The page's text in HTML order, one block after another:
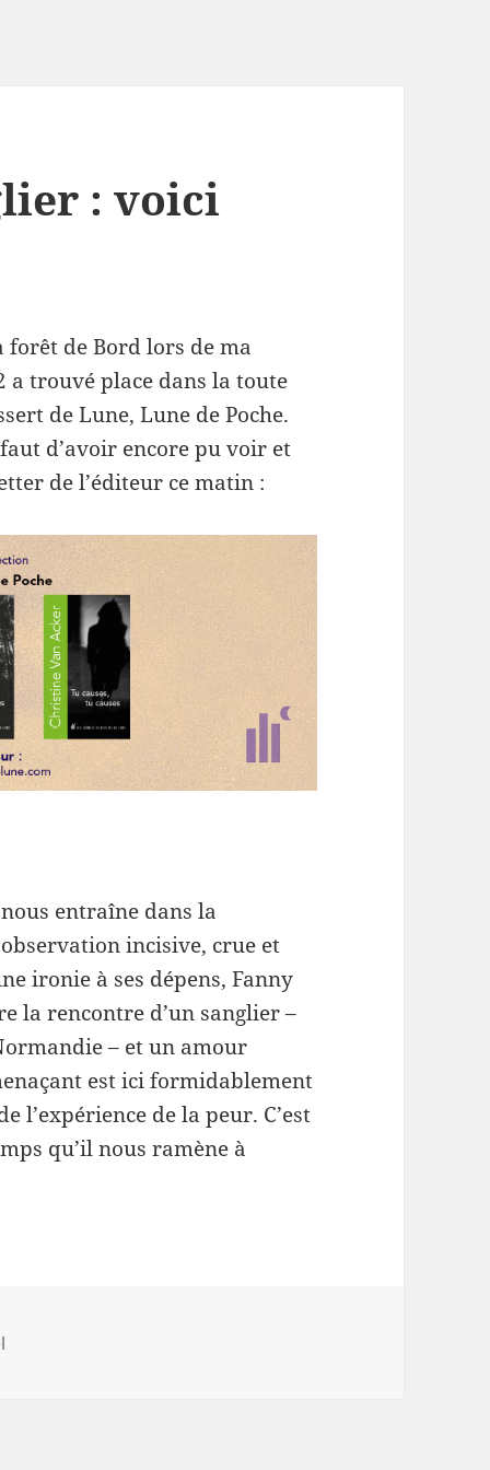
: voici
de Bord lors de ma
a trouvé place dans la toute
de Lune, Lune de Poche.
d’avoir encore pu voir et
de l’éditeur ce matin :
entraîne dans la
incisive, crue et
ironie à ses dépens, Fanny
la rencontre d’un sanglier –
– et un amour
est ici formidablement
l’expérience de la peur. C’est
qu’il nous ramène à